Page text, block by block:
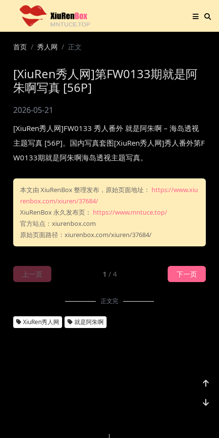
首页 秀人网 正文
[XiuRen秀人网]第FW0133期就是阿
朱啊写真 [56P]
2026-05-21
[XiuRen秀人网]FW0133 秀人番外 就是阿朱啊 – 海岛透视
主题写真 [56P]。国内写真套图[XiuRen秀人网]秀人番外第F
W0133期就是阿朱啊海岛透视主题写真。
本文由 XiuRenBox 整理发布，原始页面地址： https://www.xiu
renbox.com/xiuren/37684/
XiuRenBox 永久发布页： https://www.mntuce.top/
官方站点：xiurenbox.com
原始页面路径：xiurenbox.com/xiuren/37684/
上一页 1 / 4 下一页
正文完
XiuRen秀人网 就是阿朱啊